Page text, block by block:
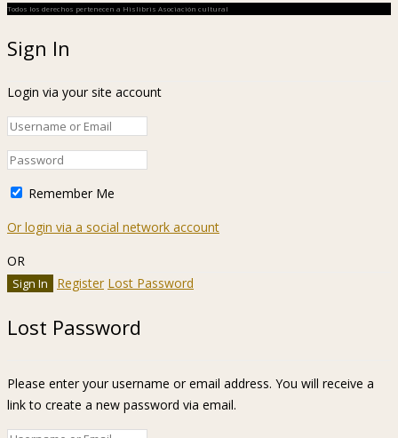
Todos los derechos pertenecen a Hislibris Asociación cultural
Sign In
Login via your site account
Remember Me
Or login via a social network account
OR
Register Lost Password
Lost Password
Please enter your username or email address. You will receive a
link to create a new password via email.